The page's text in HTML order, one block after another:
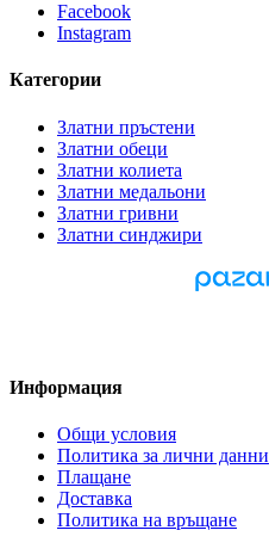
Facebook
Instagram
Категории
Златни пръстени
Златни обеци
Златни колиета
Златни медальони
Златни гривни
Златни синджири
Информация
Общи условия
Политика за лични данни
Плащане
Доставка
Политика на връщане